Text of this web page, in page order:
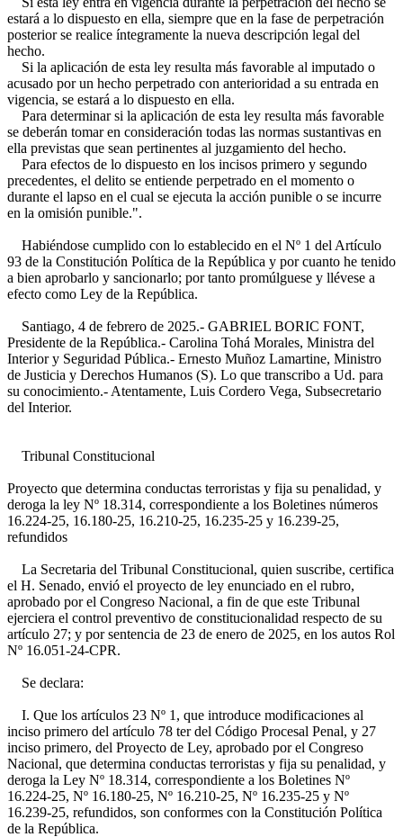
estará a lo dispuesto en ella, siempre que en la fase de perpetración
posterior se realice íntegramente la nueva descripción legal del
hecho.
Si la aplicación de esta ley resulta más favorable al imputado o
acusado por un hecho perpetrado con anterioridad a su entrada en
vigencia, se estará a lo dispuesto en ella.
Para determinar si la aplicación de esta ley resulta más favorable
se deberán tomar en consideración todas las normas sustantivas en
ella previstas que sean pertinentes al juzgamiento del hecho.
Para efectos de lo dispuesto en los incisos primero y segundo
precedentes, el delito se entiende perpetrado en el momento o
durante el lapso en el cual se ejecuta la acción punible o se incurre
en la omisión punible.".
Habiéndose cumplido con lo establecido en el Nº 1 del Artículo
93 de la Constitución Política de la República y por cuanto he tenido
a bien aprobarlo y sancionarlo; por tanto promúlguese y llévese a
efecto como Ley de la República.
Santiago, 4 de febrero de 2025.- GABRIEL BORIC FONT,
Presidente de la República.- Carolina Tohá Morales, Ministra del
Interior y Seguridad Pública.- Ernesto Muñoz Lamartine, Ministro
de Justicia y Derechos Humanos (S). Lo que transcribo a Ud. para
su conocimiento.- Atentamente, Luis Cordero Vega, Subsecretario
del Interior.
Tribunal Constitucional
Proyecto que determina conductas terroristas y fija su penalidad, y
deroga la ley Nº 18.314, correspondiente a los Boletines números
16.224-25, 16.180-25, 16.210-25, 16.235-25 y 16.239-25,
refundidos
La Secretaria del Tribunal Constitucional, quien suscribe, certifica
el H. Senado, envió el proyecto de ley enunciado en el rubro,
aprobado por el Congreso Nacional, a fin de que este Tribunal
ejerciera el control preventivo de constitucionalidad respecto de su
artículo 27; y por sentencia de 23 de enero de 2025, en los autos Rol
Nº 16.051-24-CPR.
Se declara:
I. Que los artículos 23 Nº 1, que introduce modificaciones al
inciso primero del artículo 78 ter del Código Procesal Penal, y 27
inciso primero, del Proyecto de Ley, aprobado por el Congreso
Nacional, que determina conductas terroristas y fija su penalidad, y
deroga la Ley Nº 18.314, correspondiente a los Boletines Nº
16.224-25, Nº 16.180-25, Nº 16.210-25, Nº 16.235-25 y Nº
16.239-25, refundidos, son conformes con la Constitución Política
de la República.